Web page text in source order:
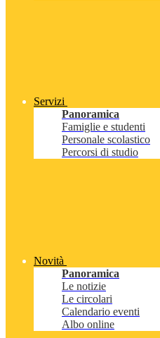
Servizi
Panoramica
Famiglie e studenti
Personale scolastico
Percorsi di studio
Novità
Panoramica
Le notizie
Le circolari
Calendario eventi
Albo online